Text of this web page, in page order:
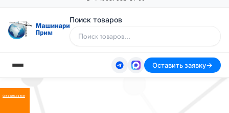
Поиск товаров
Оставить заявку
Оставить заявку